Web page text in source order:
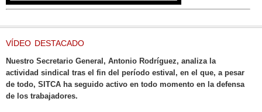
VÍDEO DESTACADO
Nuestro Secretario General, Antonio Rodríguez, analiza la
actividad sindical tras el fin del período estival, en el que, a pesar
de todo, SITCA ha seguido activo en todo momento en la defensa
de los trabajadores.